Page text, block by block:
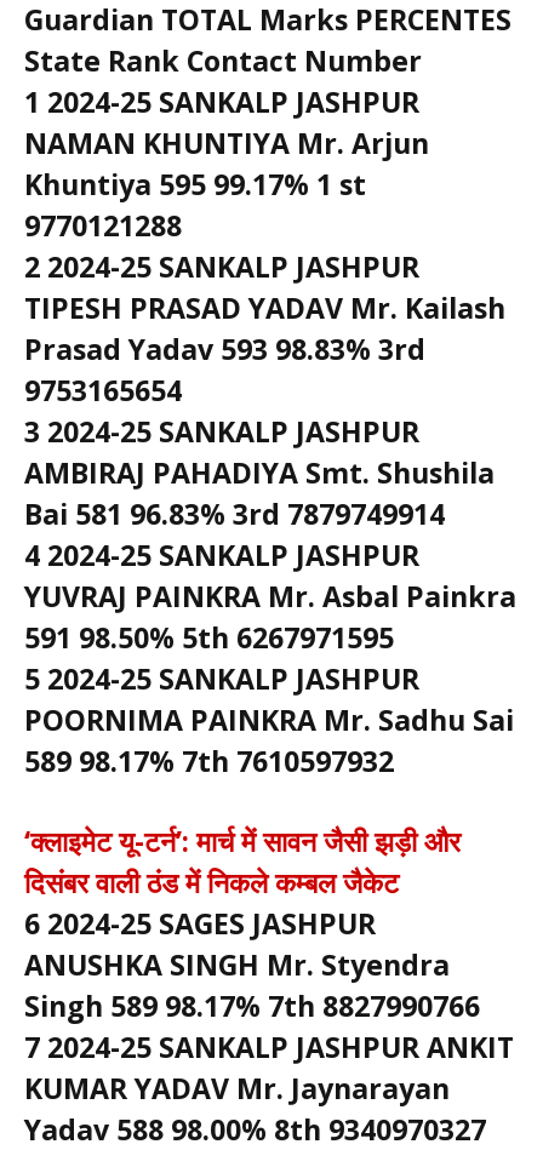
Guardian TOTAL Marks PERCENTES
State Rank Contact Number
1 2024-25 SANKALP JASHPUR
NAMAN KHUNTIYA Mr. Arjun
Khuntiya 595 99.17% 1 st
9770121288
2 2024-25 SANKALP JASHPUR
TIPESH PRASAD YADAV Mr. Kailash
Prasad Yadav 593 98.83% 3rd
9753165654
3 2024-25 SANKALP JASHPUR
AMBIRAJ PAHADIYA Smt. Shushila
Bai 581 96.83% 3rd 7879749914
4 2024-25 SANKALP JASHPUR
YUVRAJ PAINKRA Mr. Asbal Painkra
591 98.50% 5th 6267971595
5 2024-25 SANKALP JASHPUR
POORNIMA PAINKRA Mr. Sadhu Sai
589 98.17% 7th 7610597932
‘क्लाइमेट यू-टर्न’: मार्च में सावन जैसी झड़ी और
दिसंबर वाली ठंड में निकले कम्बल जैकेट
6 2024-25 SAGES JASHPUR
ANUSHKA SINGH Mr. Styendra
Singh 589 98.17% 7th 8827990766
7 2024-25 SANKALP JASHPUR ANKIT
KUMAR YADAV Mr. Jaynarayan
Yadav 588 98.00% 8th 9340970327